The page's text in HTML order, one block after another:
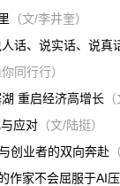
（文/李井奎）
话、说实话、说真
你同行行）
重启经济高增长
应对 （文/陆挺）
创业者的双向奔赴
作家不会屈服于AI